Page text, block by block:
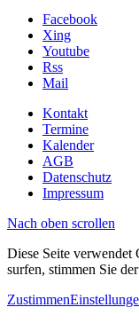
Facebook
Xing
Youtube
Rss
Mail
Kontakt
Termine
Kalender
AGB
Datenschutz
Impressum
Nach oben scrollen
Diese Seite verwendet
surfen, stimmen Sie
Zustimmen